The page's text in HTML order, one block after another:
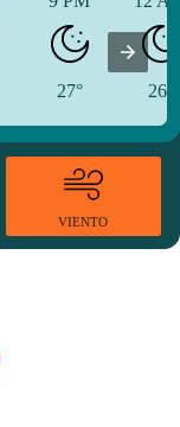
27° 26°
VIENTO